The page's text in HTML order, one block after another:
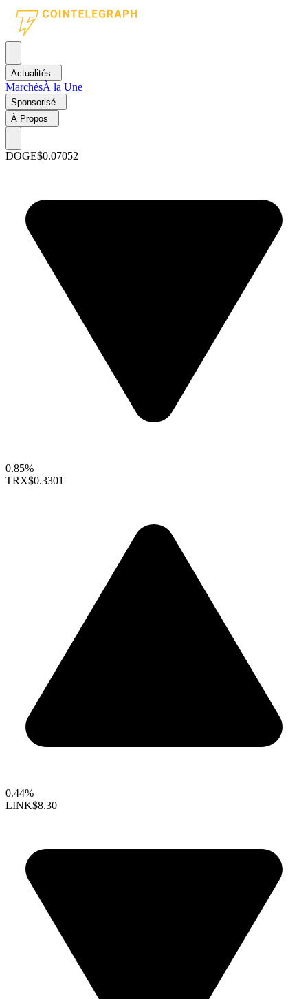
Actualités
MarchésÀ la Une
Sponsorisé
À Propos
DOGE$0.07052
0.85%
TRX$0.3301
0.44%
LINK$8.30